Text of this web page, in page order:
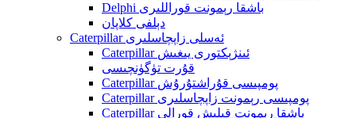
Delphi باشقا رېمونت قوراللىرى
دېلفى كلاپان
Caterpillar ئەسلى زاپچاسلىرى
Caterpillar ئىنژېكتورى يىغىش
قۇرت تۈگۈنچىسى
Caterpillar پومپىسى قۇراشتۇرۇش
Caterpillar پومپىسى رېمونت زاپچاسلىرى
Caterpillar باشقا رېمونت قىلىش قورالى